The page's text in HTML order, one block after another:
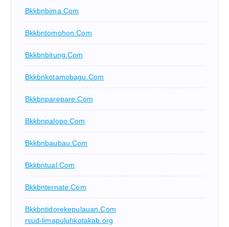
Bkkbnbima.com
Bkkbntomohon.com
Bkkbnbitung.com
Bkkbnkotamobagu.com
Bkkbnparepare.com
Bkkbnpalopo.com
Bkkbnbaubau.com
Bkkbntual.com
Bkkbnternate.com
Bkkbntidorekepulauan.com
rsud-limapuluhkotakab.org